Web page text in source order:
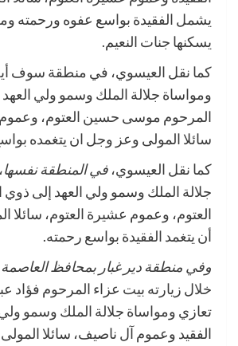
يشمل الفقيدة بواسع عفوه ورحمته
يسكنها جنات النعيم.
كما نقل العيسوي، في منطقة سوف
ومواساة جلالة الملك وسمو ولي
المرحوم موسى حسين العتوم، وعموم
سائلا المولى وعز وجل ان يتغمده
كما نقل العيسوي، في المنطقة نفسها
جلالة الملك وسمو ولي العهد إلى ذوي
العتوم، وعموم عشيرة العتوم، سائلا
أن يتغمد الفقيدة بواسع رحمته.
وفي منطقة دير غبار بمحافظ العاصمة
خلال زيارته بيت عزاء المرحوم فؤاد
تعازي ومواساة جلالة الملك وسمو
الفقيد وعموم آل ناصيف، سائلا